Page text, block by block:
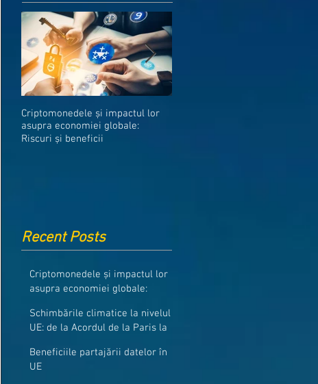
Criptomonedele și impactul lor
asupra economiei globale:
Riscuri și beneficii
Recent Posts
Criptomonedele și impactul lor
asupra economiei globale:
Schimbările climatice la nivelul
UE: de la Acordul de la Paris la
Beneficiile partajării datelor în
UE